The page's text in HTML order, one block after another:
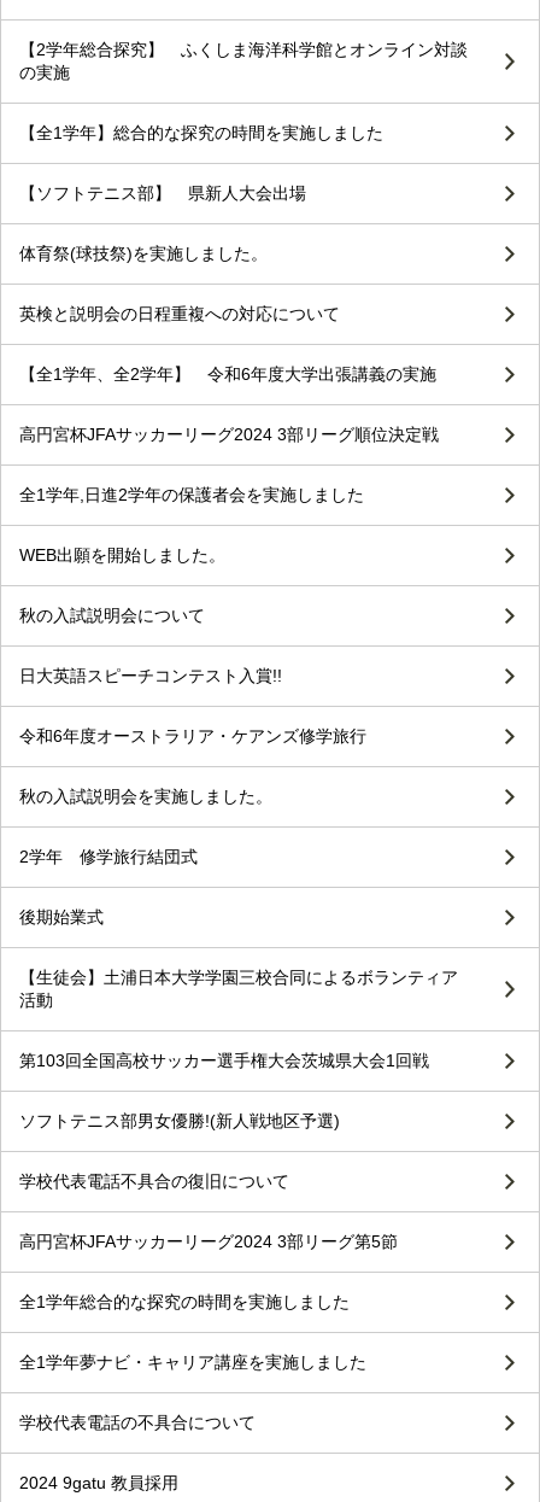
【2学年総合探究】 ふくしま海洋科学館とオンライン対談
の実施
【全1学年】総合的な探究の時間を実施しました
【ソフトテニス部】 県新人大会出場
体育祭(球技祭)を実施しました。
英検と説明会の日程重複への対応について
【全1学年、全2学年】 令和6年度大学出張講義の実施
高円宮杯JFAサッカーリーグ2024 3部リーグ順位決定戦
全1学年,日進2学年の保護者会を実施しました
WEB出願を開始しました。
秋の入試説明会について
日大英語スピーチコンテスト入賞!!
令和6年度オーストラリア・ケアンズ修学旅行
秋の入試説明会を実施しました。
2学年 修学旅行結団式
後期始業式
【生徒会】土浦日本大学学園三校合同によるボランティア
活動
第103回全国高校サッカー選手権大会茨城県大会1回戦
ソフトテニス部男女優勝!(新人戦地区予選)
学校代表電話不具合の復旧について
高円宮杯JFAサッカーリーグ2024 3部リーグ第5節
全1学年総合的な探究の時間を実施しました
全1学年夢ナビ・キャリア講座を実施しました
学校代表電話の不具合について
2024 9gatu 教員採用